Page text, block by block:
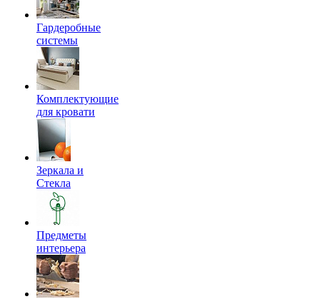
Гардеробные
системы
Комплектующие
для кровати
Зеркала и
Стекла
Предметы
интерьера